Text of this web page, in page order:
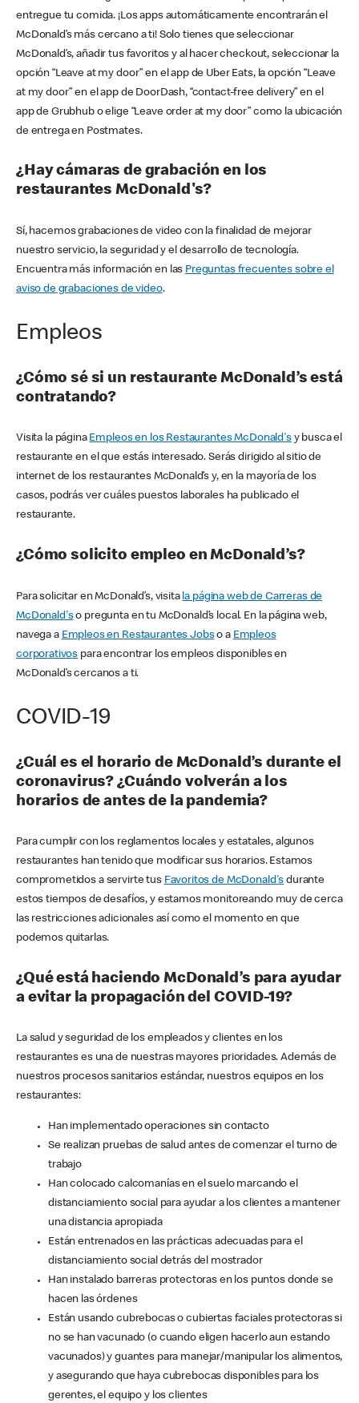
entregue tu comida. ¡Los apps automáticamente encontrarán el
McDonald’s más cercano a ti! Solo tienes que seleccionar
McDonald’s, añadir tus favoritos y al hacer checkout, seleccionar la
opción “Leave at my door” en el app de Uber Eats, la opción “Leave
at my door” en el app de DoorDash, “contact-free delivery” en el
app de Grubhub o elige “Leave order at my door” como la ubicación
de entrega en Postmates.
¿Hay cámaras de grabación en los
restaurantes McDonald's?
Sí, hacemos grabaciones de video con la finalidad de mejorar
nuestro servicio, la seguridad y el desarrollo de tecnología.
Encuentra más información en las Preguntas frecuentes sobre el
aviso de grabaciones de video.
Empleos
¿Cómo sé si un restaurante McDonald’s está
contratando?
Visita la página Empleos en los Restaurantes McDonald'sy busca el
restaurante en el que estás interesado. Serás dirigido al sitio de
internet de los restaurantes McDonald’s y, en la mayoría de los
casos, podrás ver cuáles puestos laborales ha publicado el
restaurante.
¿Cómo solicito empleo en McDonald’s?
Para solicitar en McDonald’s, visita la página web de Carreras de
McDonald'so pregunta en tu McDonald’s local. En la página web,
navega a Empleos en Restaurantes Jobso a Empleos
corporativos para encontrar los empleos disponibles en
McDonald’s cercanos a ti.
COVID-19
¿Cuál es el horario de McDonald’s durante el
coronavirus? ¿Cuándo volverán a los
horarios de antes de la pandemia?
Para cumplir con los reglamentos locales y estatales, algunos
restaurantes han tenido que modificar sus horarios. Estamos
comprometidos a servirte tus Favoritos de McDonald's durante
estos tiempos de desafíos, y estamos monitoreando muy de cerca
las restricciones adicionales así como el momento en que
podemos quitarlas.
¿Qué está haciendo McDonald’s para ayudar
a evitar la propagación del COVID-19?
La salud y seguridad de los empleados y clientes en los
restaurantes es una de nuestras mayores prioridades. Además de
nuestros procesos sanitarios estándar, nuestros equipos en los
restaurantes:
Han implementado operaciones sin contacto
Se realizan pruebas de salud antes de comenzar el turno de
trabajo
Han colocado calcomanías en el suelo marcando el
distanciamiento social para ayudar a los clientes a mantener
una distancia apropiada
Están entrenados en las prácticas adecuadas para el
distanciamiento social detrás del mostrador
Han instalado barreras protectoras en los puntos donde se
hacen las órdenes
Están usando cubrebocas o cubiertas faciales protectoras si
no se han vacunado (o cuando eligen hacerlo aun estando
vacunados) y guantes para manejar/manipular los alimentos,
y asegurando que haya cubrebocas disponibles para los
gerentes, el equipo y los clientes